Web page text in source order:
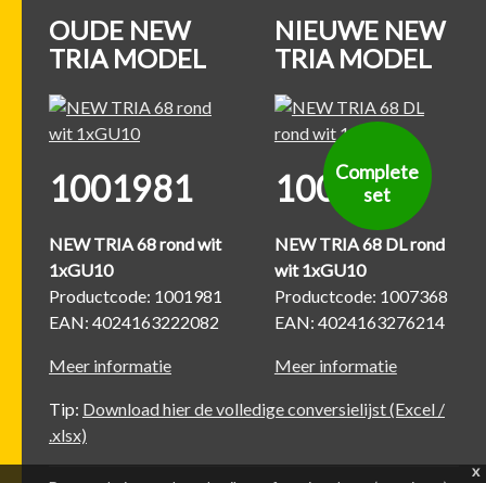
OUDE NEW
TRIA MODEL
1001981
NEW TRIA 68 rond wit
1xGU10
Productcode: 1001981
EAN: 4024163222082
Meer informatie
NIEUWE NEW
TRIA MODEL
Complete
set
1007368
NEW TRIA 68 DL rond
wit 1xGU10
Productcode: 1007368
EAN: 4024163276214
Meer informatie
Tip: Download hier de volledige conversielijst (Excel /
.xlsx)
x